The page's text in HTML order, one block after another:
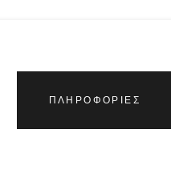
ΠΛΗΡΟΦΟΡΊΕΣ